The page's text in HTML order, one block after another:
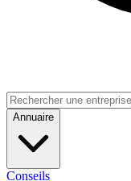
Annuaire
Conseils